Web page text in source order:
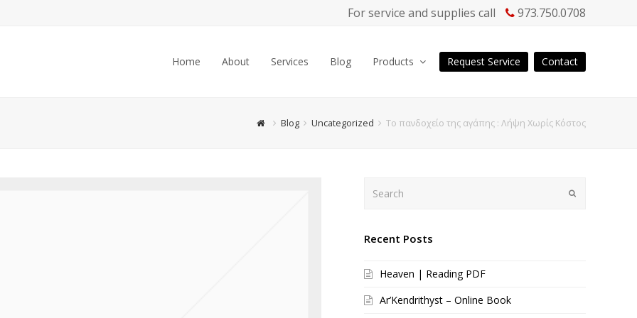
For service and supplies call 973.750.0708
Home About Services Blog Products Request Service Contact
Blog Uncategorized Το πανδοχείο της αγάπης : Λήψη Χωρίς Κόστος
Recent Posts
Heaven | Reading PDF
Ar’Kendrithyst – Online Book